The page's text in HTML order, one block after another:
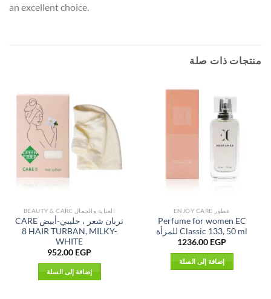
an excellent choice.
منتجات ذات صلة
عطور ENJOY CARE
Perfume for women EC
Classic 133, 50 ml للمرأة
1236.00 EGP
إضافة إلى السلة
العناية والجمال BEAUTY & CARE
تربان شعر ، حليبي-أبيض CARE
8 HAIR TURBAN, MILKY-
WHITE
952.00 EGP
إضافة إلى السلة